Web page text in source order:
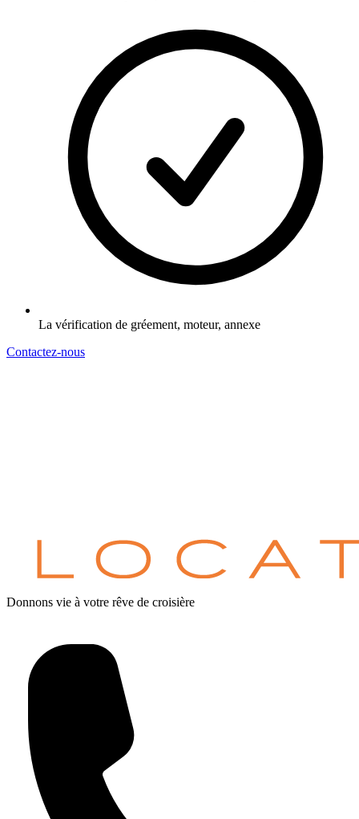
La vérification de gréement, moteur, annexe
Contactez-nous
Donnons vie à votre rêve de croisière